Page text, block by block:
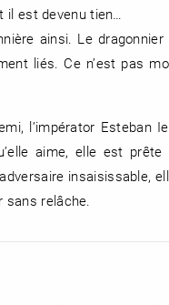
il est devenu tien…
ainsi. Le dragonnier
liés. Ce n’est pas
l’impérator Esteban
aime, elle est prête
insaisissable,
sans relâche.